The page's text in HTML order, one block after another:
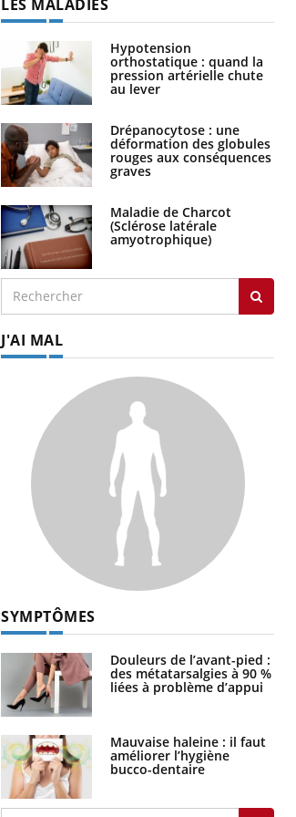
science
LES MALADIES
Hypotension
orthostatique : quand la
pression artérielle chute
au lever
Drépanocytose : une
déformation des globules
rouges aux conséquences
graves
Maladie de Charcot
(Sclérose latérale
amyotrophique)
J'AI MAL
SYMPTÔMES
Douleurs de l’avant-pied :
des métatarsalgies à 90 %
liées à problème d’appui
Mauvaise haleine : il faut
améliorer l’hygiène
bucco-dentaire